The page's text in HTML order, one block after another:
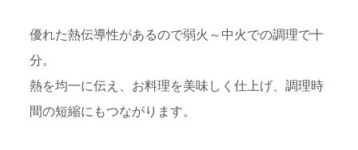
優れた熱伝導性があるので弱火～中火での調理で十
分。
熱を均一に伝え、お料理を美味しく仕上げ、調理時
間の短縮にもつながります。